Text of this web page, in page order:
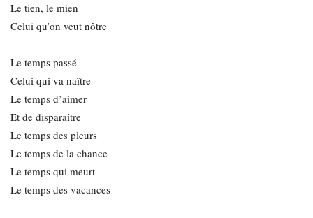
Le tien, le mien
Celui qu’on veut nôtre
Le temps passé
Celui qui va naître
Le temps d’aimer
Et de disparaître
Le temps des pleurs
Le temps de la chance
Le temps qui meurt
Le temps des vacances